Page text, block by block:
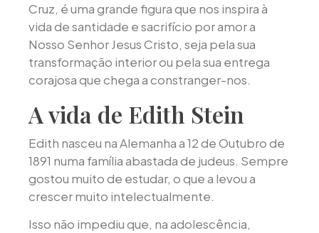
Cruz, é uma grande figura que nos inspira à
vida de santidade e sacrifício por amor a
Nosso Senhor Jesus Cristo, seja pela sua
transformação interior ou pela sua entrega
corajosa que chega a constranger-nos.
A vida de Edith Stein
Edith nasceu na Alemanha a 12 de Outubro de
1891 numa família abastada de judeus. Sempre
gostou muito de estudar, o que a levou a
crescer muito intelectualmente.
Isso não impediu que, na adolescência,